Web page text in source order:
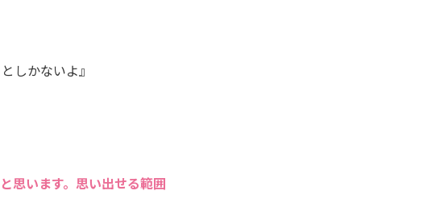
しかないよ』
思います。思い出せる範囲